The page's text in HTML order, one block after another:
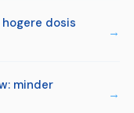
dosis
minder